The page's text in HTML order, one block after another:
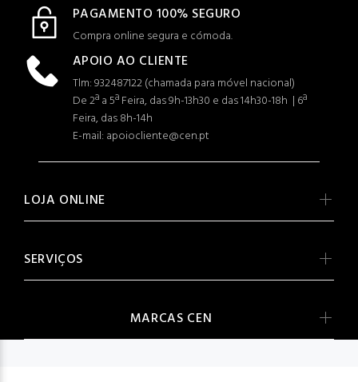
PAGAMENTO 100% SEGURO
Compra online segura e cómoda.
APOIO AO CLIENTE
Tlm: 932487122 (chamada para móvel nacional)
De 2ª a 5ª Feira, das 9h-13h30 e das 14h30-18h | 6ª
Feira, das 8h-14h
E-mail: apoiocliente@cen.pt
LOJA ONLINE
SERVIÇOS
MARCAS CEN